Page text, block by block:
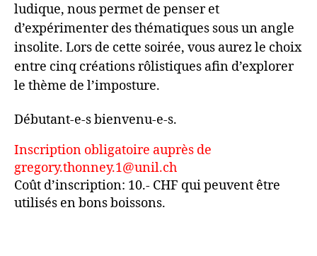
ludique, nous permet de penser et
d’expérimenter des thématiques sous un angle
insolite. Lors de cette soirée, vous aurez le choix
entre cinq créations rôlistiques afin d’explorer
le thème de l’imposture.
Débutant-e-s bienvenu-e-s.
Inscription obligatoire auprès de
gregory.thonney.1@unil.ch
Coût d’inscription: 10.- CHF qui peuvent être
utilisés en bons boissons.